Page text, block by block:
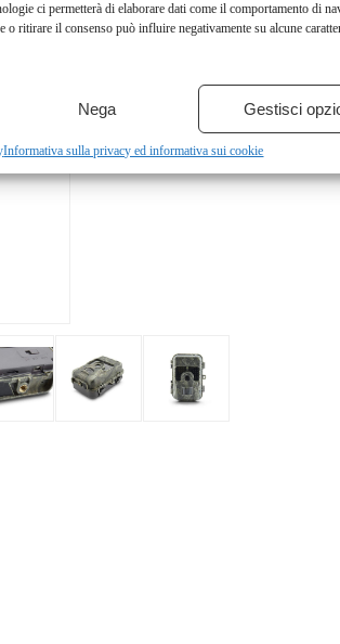
ci permetterà di elaborare dati come il comportamento di
ritirare il consenso può influire negativamente su alcune
Nega Gestisci
Informativa sulla privacy ed informativa sui cookie